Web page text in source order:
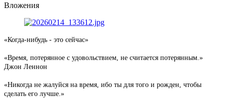
Вложения
«Когда-нибудь - это сейчас»
«Время, потерянное с удовольствием, не считается потерянным.»
Джон Леннон
«Никогда не жалуйся на время, ибо ты для того и рожден, чтобы
сделать его лучше.»